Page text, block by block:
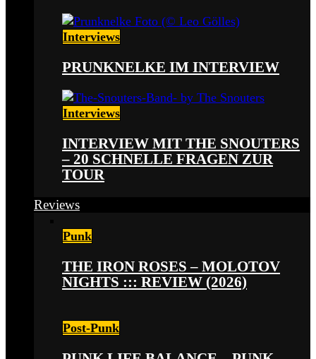
Interviews
PRUNKNELKE IM INTERVIEW
Interviews
INTERVIEW MIT THE SNOUTERS
– 20 SCHNELLE FRAGEN ZUR
TOUR
Reviews
Punk
THE IRON ROSES – MOLOTOV
NIGHTS ::: REVIEW (2026)
Post-Punk